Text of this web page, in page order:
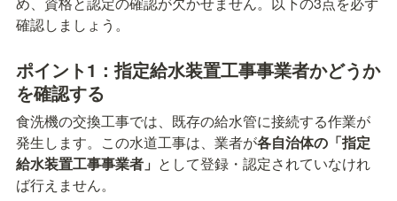
確認しましょう。
ポイント1：指定給水装置工事事業者かどうか
を確認する
食洗機の交換工事では、既存の給水管に接続する作業が
発生します。この水道工事は、業者が各自治体の「指定
給水装置工事事業者」 として登録・認定されていなけれ
ば行えません。